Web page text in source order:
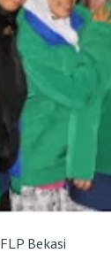
FLP Bekasi